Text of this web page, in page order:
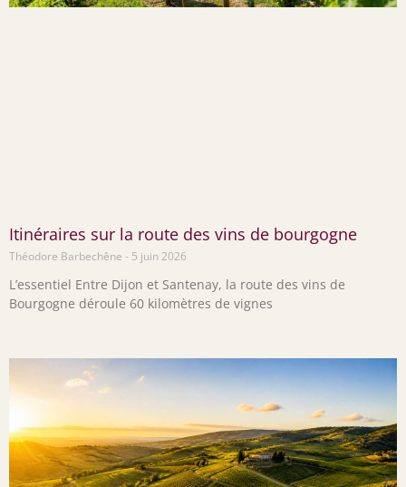
Itinéraires sur la route des vins de bourgogne
Théodore Barbechêne 5 juin 2026
L’essentiel Entre Dijon et Santenay, la route des vins de
Bourgogne déroule 60 kilomètres de vignes